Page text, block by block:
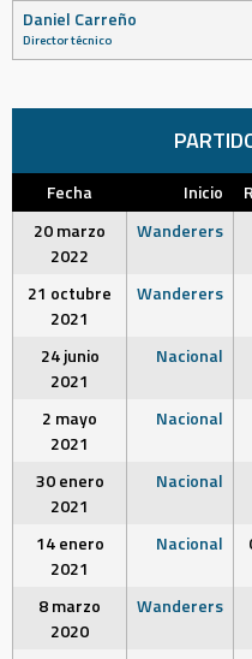
Daniel Carreño
Director técnico
Fecha Inicio
20 marzo
2022
Wanderers
21 octubre
2021
Wanderers
24 junio
2021
Nacional
2 mayo
2021
Nacional
30 enero
2021
Nacional
14 enero
2021
Nacional
8 marzo
2020
Wanderers